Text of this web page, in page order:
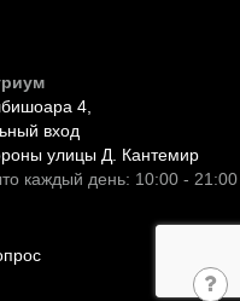
4,
вход
улицы Д. Кантемир
каждый день: 10:00 - 21:00